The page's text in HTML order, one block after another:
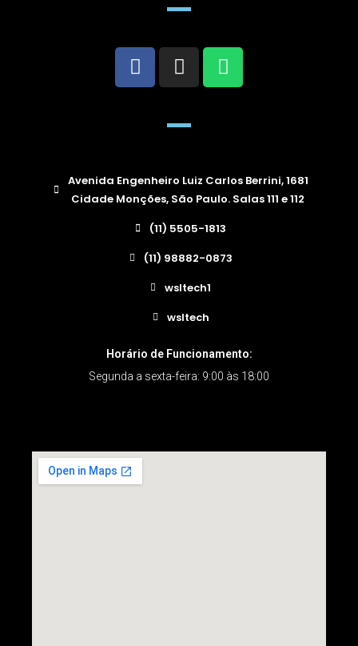
Avenida Engenheiro Luiz Carlos Berrini, 1681
Cidade Monções, São Paulo. Salas 111 e 112
(11) 5505-1813
(11) 98882-0873
wsltech1
wsltech
Horário de Funcionamento:
Segunda a sexta-feira: 9:00 às 18:00